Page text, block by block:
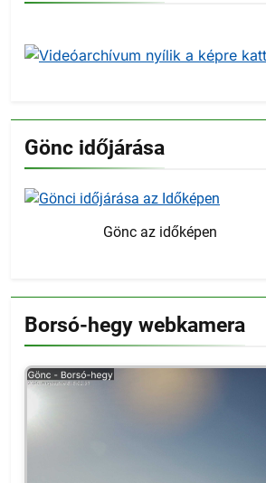
Gönc időjárása
Gönc az időképen
Borsó-hegy webkamera